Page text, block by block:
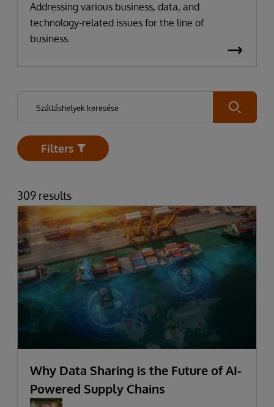
Addressing various business, data, and
technology-related issues for the line of
business.
Submit
Open
Filters
309 results
Why Data Sharing is the Future of AI-
Powered Supply Chains